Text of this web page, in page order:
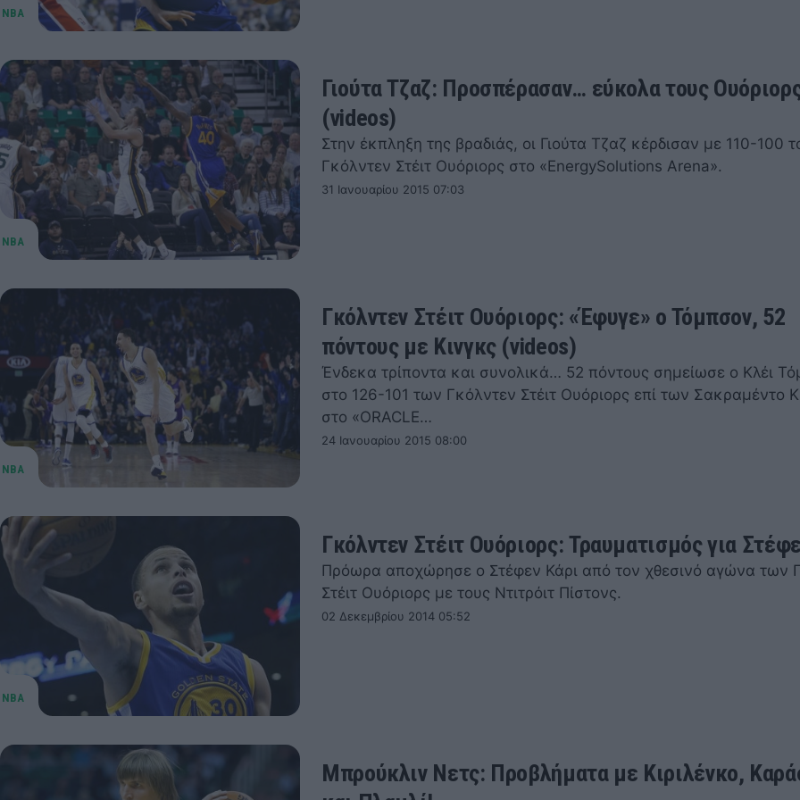
Γιούτα Τζαζ: Προσπέρασαν… εύκολα τους
(videos)
Στην έκπληξη της βραδιάς, οι Γιούτα Τζαζ κέρδισαν με 110-100
Γκόλντεν Στέιτ Ουόριορς στο «EnergySolutions Arena».
31 Ιανουαρίου 2015 07:03
Γκόλντεν Στέιτ Ουόριορς: «Έφυγε» ο Τόμπσον, 52
πόντους με Κινγκς (videos)
Ένδεκα τρίποντα και συνολικά… 52 πόντους σημείωσε ο Κλέι
στο 126-101 των Γκόλντεν Στέιτ Ουόριορς επί των Σακραμέντο
στο «ORACLE…
24 Ιανουαρίου 2015 08:00
Γκόλντεν Στέιτ Ουόριορς: Τραυματισμός για
Πρόωρα αποχώρησε ο Στέφεν Κάρι από τον χθεσινό αγώνα των
Στέιτ Ουόριορς με τους Ντιτρόιτ Πίστονς.
02 Δεκεμβρίου 2014 05:52
Μπρούκλιν Νετς: Προβλήματα με Κιριλένκο,